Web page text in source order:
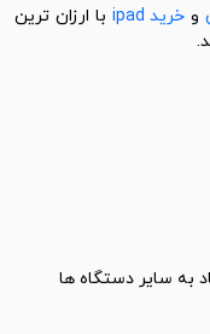
خرید ipad
با ارزان ترین
سایر دستگاه ها